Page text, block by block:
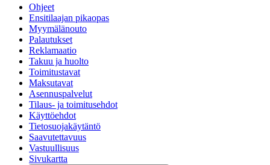
Ohjeet
Ensitilaajan pikaopas
Myymälänouto
Palautukset
Reklamaatio
Takuu ja huolto
Toimitustavat
Maksutavat
Asennuspalvelut
Tilaus- ja toimitusehdot
Käyttöehdot
Tietosuojakäytäntö
Saavutettavuus
Vastuullisuus
Sivukartta